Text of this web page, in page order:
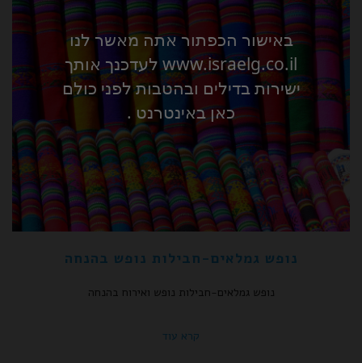
באישור הכפתור אתה מאשר לנו
www.israelg.co.il לעדכנך אותך
ישירות בדילים ובהטבות לפני כולם
כאן באינטרנט .
נופש גמלאים-חבילות נופש בהנחה
נופש גמלאים-חבילות נופש ואירוח בהנחה
קרא עוד